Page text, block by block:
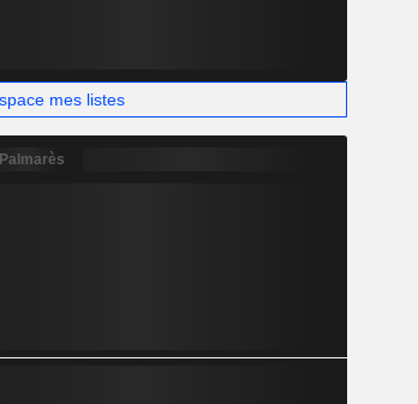
mes listes
Palmarès